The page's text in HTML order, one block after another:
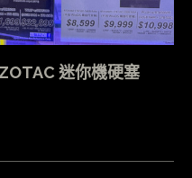
迷你機硬塞